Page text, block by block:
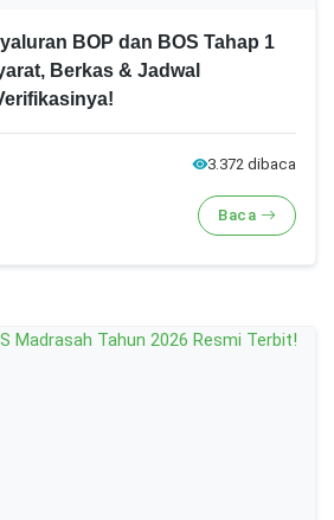
BOP dan BOS Tahap 1
Berkas & Jadwal
3.372 dibaca
Baca